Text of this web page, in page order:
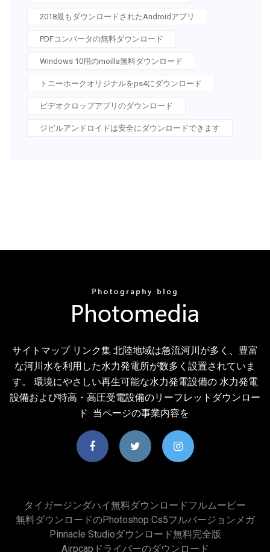
2018最もダウンロードされたAndroidアプリ
PDFコンバータの無料ダウンロード
Windows 10用のmoilla無料ダウンロード
トニーホークオリジナルをps4にダウンロード
ビデオクロップアプリのダウンロード
ジビルアンドロイドは安全にダウンロードできます
サイトマップ リンク集 北陸地域は急流河川が多く、豊富
な河川水を利用した水力発電所が数多く設置されていま
す。 環境にやさしい再生可能な水力発電設備の 水力発電
設備および特高・高圧受電設備のリーフレットダウンロー
ド. 当ページの事業内容を
タイガージンダハイ無料ダウンロードフルムービー
無料ダウンロードのphotoshop Cs5フルバージョンメガ
Pinnacle Studioダウンロード無料完全版
Airpcapドライバーのダウンロード